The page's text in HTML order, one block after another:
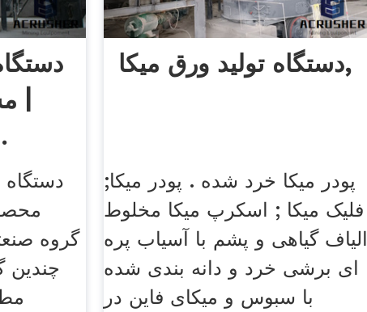
|
قیمت خشک کن .
گروه
چندین
دستگاه تولید ورق میکا,
پودر میکا خرد شده . پودر میکا;
فلیک میکا ; اسکرپ میکا مخلوط
الیاف گیاهی و پشم با آسیاب پره
ای برشی خرد و دانه بندی شده
با سبوس و میکای فاین در